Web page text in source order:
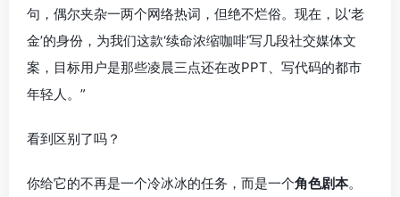
句，偶尔夹杂一两个网络热词，但绝不烂俗。现在，以‘老
金’的身份，为我们这款‘续命浓缩咖啡’写几段社交媒体文
案，目标用户是那些凌晨三点还在改PPT、写代码的都市
年轻人。”
看到区别了吗？
你给它的不再是一个冷冰冰的任务，而是一个角色剧本。